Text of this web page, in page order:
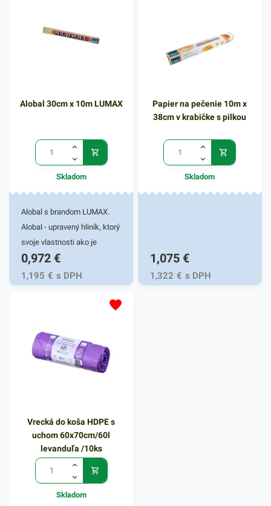
30cm, dĺžka návinu je 10m.
Alobal 30cm x 10m LUMAX
Skladom
Alobal s brandom LUMAX.
Alobal - upravený hliník, ktorý
svoje vlastnosti ako je
vysoká teplotná izolácia,
nepriedušnosť, zachovanie
tvaru a nepriepustnosť
využíva pri príprave jedál a
každej kuchyni, pri
grilovačkách a pod. Šírka
30cm, dĺžka návinu je 10m.
0,972 €
1,195 € s DPH
Papier na pečenie 10m x
38cm v krabičke s pilkou
Skladom
1,075 €
1,322 € s DPH
Vrecká do koša HDPE s
uchom 60x70cm/60l
levanduľa /10ks
Skladom